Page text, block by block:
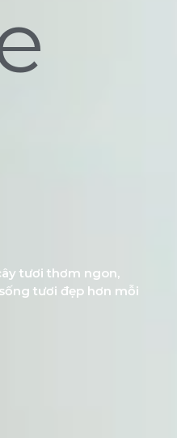
tươi thơm ngon,
tươi đẹp hơn mỗi